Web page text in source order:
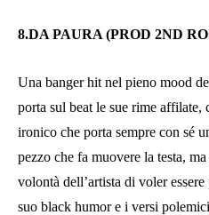
8.DA PAURA (PROD 2ND
Una banger hit nel pieno mood
porta sul beat le sue rime affilate,
ironico che porta sempre con sé
pezzo che fa muovere la testa,
volontà dell’artista di voler
suo black humor e i versi